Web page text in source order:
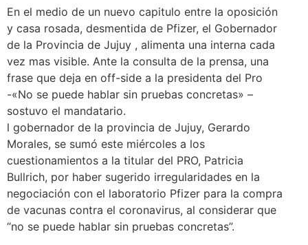
En el medio de un nuevo capitulo entre la oposición
y casa rosada, desmentida de Pfizer, el Gobernador
de la Provincia de Jujuy , alimenta una interna cada
vez mas visible. Ante la consulta de la prensa, una
frase que deja en off-side a la presidenta del Pro
-«No se puede hablar sin pruebas concretas» –
sostuvo el mandatario.
l gobernador de la provincia de Jujuy, Gerardo
Morales, se sumó este miércoles a los
cuestionamientos a la titular del PRO, Patricia
Bullrich, por haber sugerido irregularidades en la
negociación con el laboratorio Pfizer para la compra
de vacunas contra el coronavirus, al considerar que
“no se puede hablar sin pruebas concretas”.